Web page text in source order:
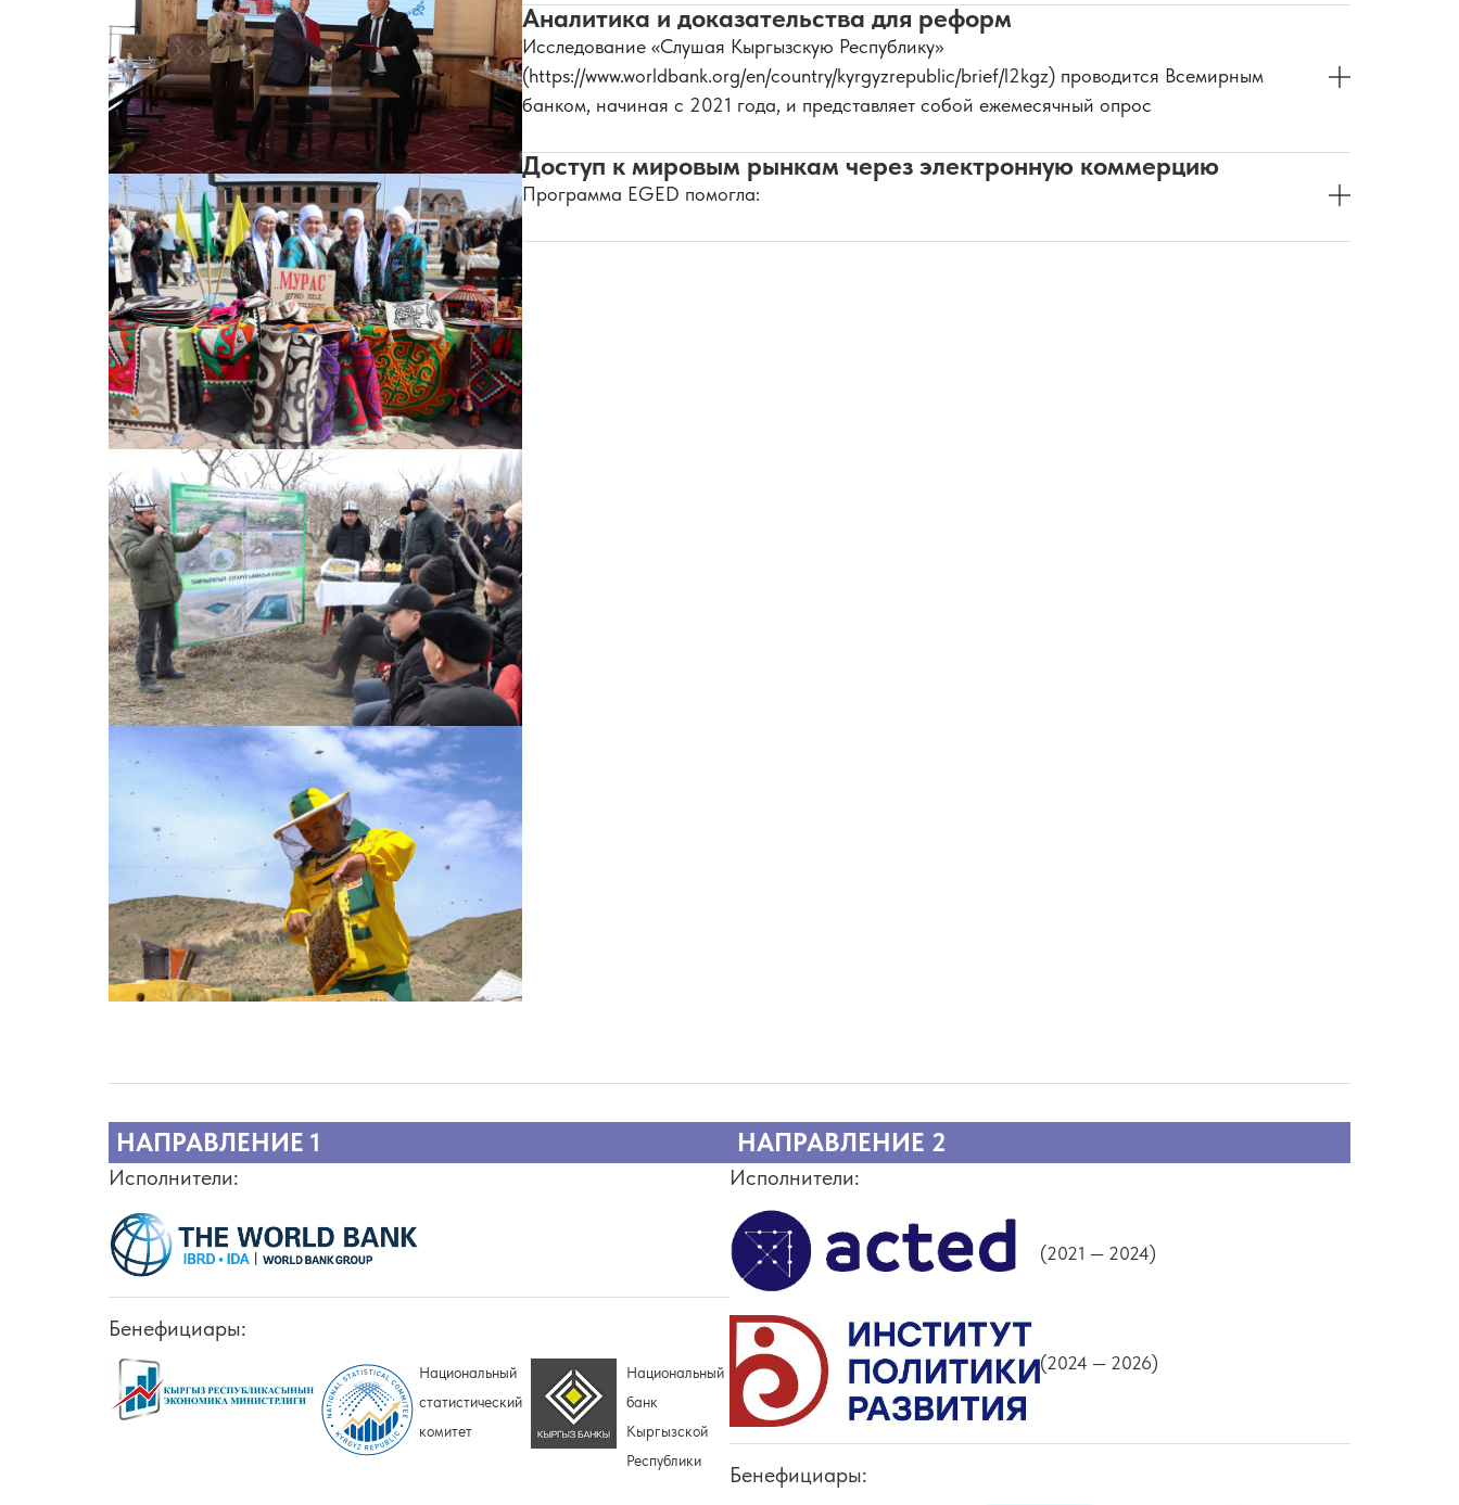
Аналитика и доказательства для реформ
Исследование «Слушая Кыргызскую Республику»
(https://www.worldbank.org/en/country/kyrgyzrepublic/brief/l2kgz) проводится Всемирным
банком, начиная с 2021 года, и представляет собой ежемесячный опрос
Доступ к мировым рынкам через электронную коммерцию
Программа EGED помогла:
НАПРАВЛЕНИЕ 1
Исполнители:
Бенефициары:
Национальный
статистический
комитет
Национальный
банк
Кыргызской
Республики
НАПРАВЛЕНИЕ 2
Исполнители:
(2021 — 2024)
(2024 — 2026)
Бенефициары: